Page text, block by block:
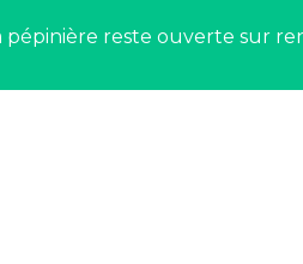
reste ouverte sur